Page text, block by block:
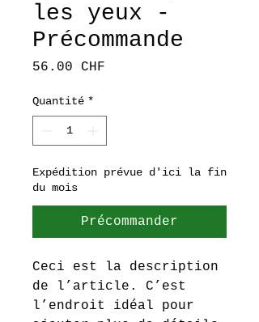
les yeux -
Précommande
56.00 CHF
Quantité *
Expédition prévue d'ici la fin
du mois
Précommander
Ceci est la description
de l’article. C’est
l’endroit idéal pour